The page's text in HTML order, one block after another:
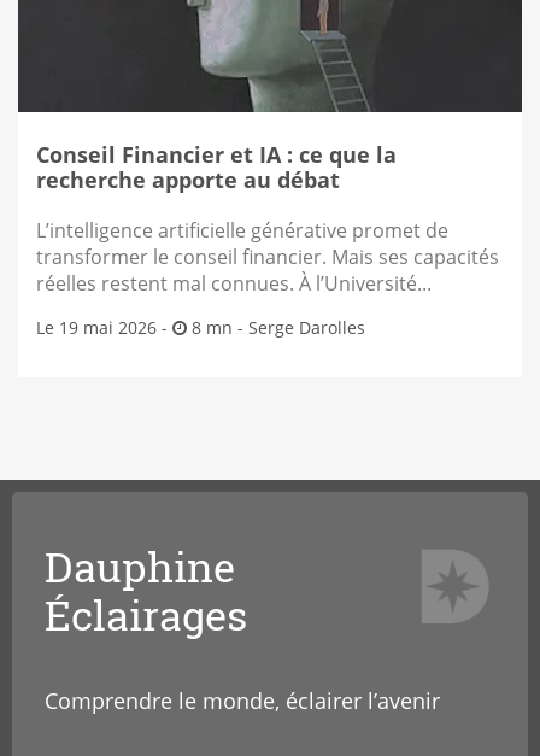
Conseil Financier et IA : ce que la
recherche apporte au débat
L’intelligence artificielle générative promet de
transformer le conseil financier. Mais ses capacités
réelles restent mal connues. À l’Université...
Le 19 mai 2026 - 8 mn - Serge Darolles
Dauphine
Éclairages
Comprendre le monde, éclairer l’avenir